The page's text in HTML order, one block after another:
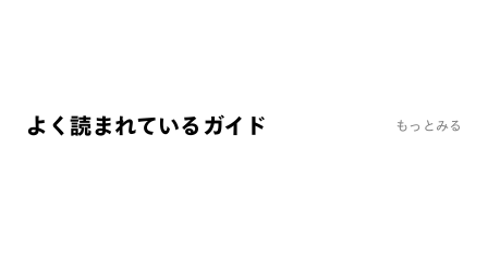
よく読まれているガイド もっとみる